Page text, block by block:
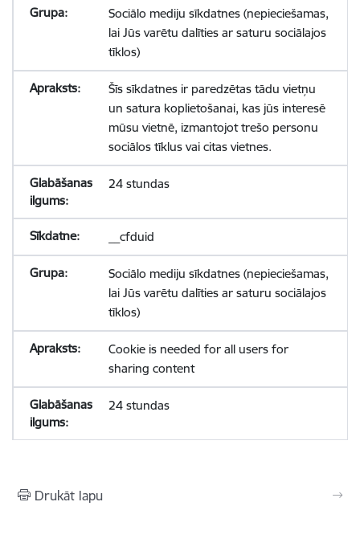
Sociālo mediju sīkdatnes (nepieciešamas,
lai Jūs varētu dalīties ar saturu sociālajos
tīklos)
Šīs sīkdatnes ir paredzētas tādu vietņu
un satura koplietošanai, kas jūs interesē
mūsu vietnē, izmantojot trešo personu
sociālos tīklus vai citas vietnes.
24 stundas
__cfduid
Sociālo mediju sīkdatnes (nepieciešamas,
lai Jūs varētu dalīties ar saturu sociālajos
tīklos)
Cookie is needed for all users for
sharing content
24 stundas
Drukāt lapu